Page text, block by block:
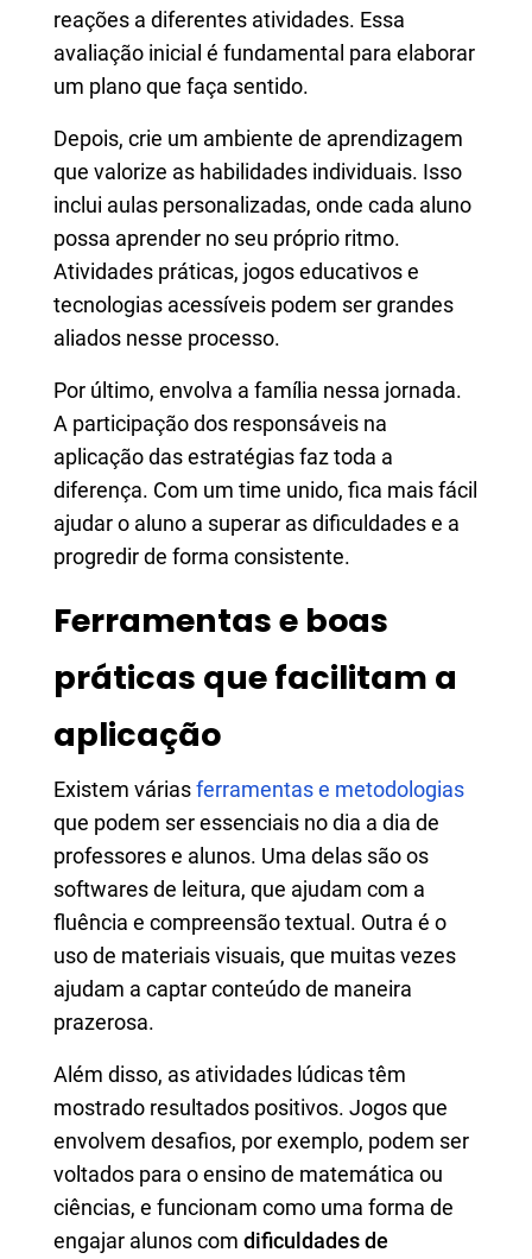
reações a diferentes atividades. Essa
avaliação inicial é fundamental para elaborar
um plano que faça sentido.
Depois, crie um ambiente de aprendizagem
que valorize as habilidades individuais. Isso
inclui aulas personalizadas, onde cada aluno
possa aprender no seu próprio ritmo.
Atividades práticas, jogos educativos e
tecnologias acessíveis podem ser grandes
aliados nesse processo.
Por último, envolva a família nessa jornada.
A participação dos responsáveis na
aplicação das estratégias faz toda a
diferença. Com um time unido, fica mais fácil
ajudar o aluno a superar as dificuldades e a
progredir de forma consistente.
Ferramentas e boas
práticas que facilitam a
aplicação
Existem váriasferramentas e metodologias
que podem ser essenciais no dia a dia de
professores e alunos. Uma delas são os
softwares de leitura, que ajudam com a
fluência e compreensão textual. Outra é o
uso de materiais visuais, que muitas vezes
ajudam a captar conteúdo de maneira
prazerosa.
Além disso, as atividades lúdicas têm
mostrado resultados positivos. Jogos que
envolvem desafios, por exemplo, podem ser
voltados para o ensino de matemática ou
ciências, e funcionam como uma forma de
engajar alunos com dificuldades de